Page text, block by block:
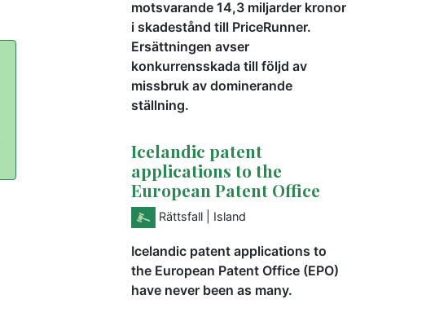
motsvarande 14,3 miljarder kronor
i skadestånd till PriceRunner.
Ersättningen avser
konkurrensskada till följd av
missbruk av dominerande
ställning.
Icelandic patent
applications to the
European Patent Office
Rättsfall | Island
Icelandic patent applications to
the European Patent Office (EPO)
have never been as many.